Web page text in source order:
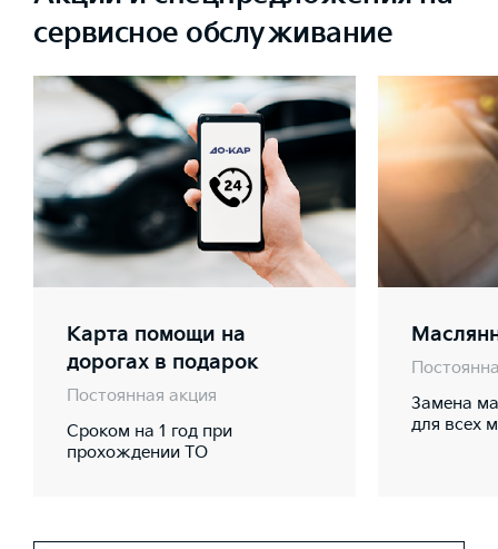
сервисное обслуживание
Карта помощи на
дорогах в подарок
Постоянная акция
Сроком на 1 год при
прохождении ТО
Замена
для всех